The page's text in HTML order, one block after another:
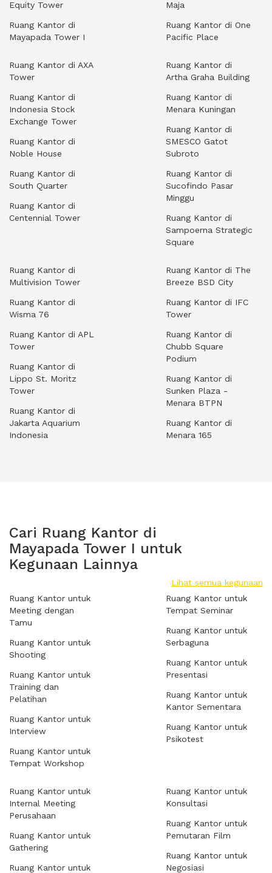
Equity Tower
Ruang Kantor di
Mayapada Tower I
Maja
Ruang Kantor di One
Pacific Place
Ruang Kantor di AXA
Tower
Ruang Kantor di
Indonesia Stock
Exchange Tower
Ruang Kantor di
Noble House
Ruang Kantor di
South Quarter
Ruang Kantor di
Centennial Tower
Ruang Kantor di
Artha Graha Building
Ruang Kantor di
Menara Kuningan
Ruang Kantor di
SMESCO Gatot
Subroto
Ruang Kantor di
Sucofindo Pasar
Minggu
Ruang Kantor di
Sampoerna Strategic
Square
Ruang Kantor di
Multivision Tower
Ruang Kantor di
Wisma 76
Ruang Kantor di APL
Tower
Ruang Kantor di
Lippo St. Moritz
Tower
Ruang Kantor di
Jakarta Aquarium
Indonesia
Ruang Kantor di The
Breeze BSD City
Ruang Kantor di IFC
Tower
Ruang Kantor di
Chubb Square
Podium
Ruang Kantor di
Sunken Plaza -
Menara BTPN
Ruang Kantor di
Menara 165
Cari Ruang Kantor di
Mayapada Tower I untuk
Kegunaan Lainnya
Lihat semua kegunaan
Ruang Kantor untuk
Meeting dengan
Tamu
Ruang Kantor untuk
Shooting
Ruang Kantor untuk
Training dan
Pelatihan
Ruang Kantor untuk
Interview
Ruang Kantor untuk
Tempat Workshop
Ruang Kantor untuk
Tempat Seminar
Ruang Kantor untuk
Serbaguna
Ruang Kantor untuk
Presentasi
Ruang Kantor untuk
Kantor Sementara
Ruang Kantor untuk
Psikotest
Ruang Kantor untuk
Internal Meeting
Perusahaan
Ruang Kantor untuk
Gathering
Ruang Kantor untuk
Ruang Kantor untuk
Konsultasi
Ruang Kantor untuk
Pemutaran Film
Ruang Kantor untuk
Negosiasi